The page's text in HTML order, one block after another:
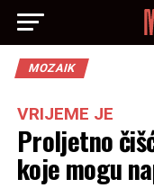
MOZAIK
VRIJEME JE
Proljetno
koje mogu